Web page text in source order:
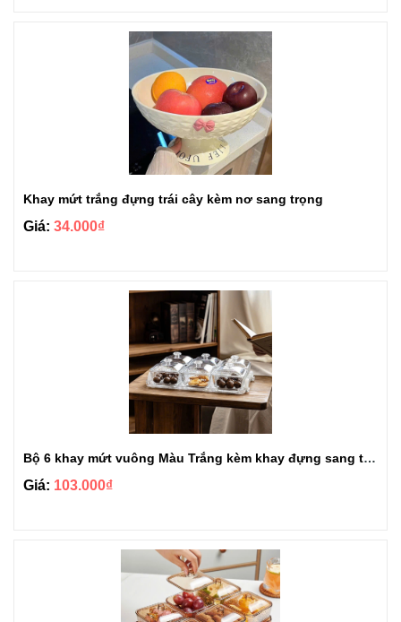
Khay mứt trắng đựng trái cây kèm nơ sang trọng
Giá: 34.000₫
Bộ 6 khay mứt vuông Màu Trắng kèm khay đựng sang trọng
Giá: 103.000₫